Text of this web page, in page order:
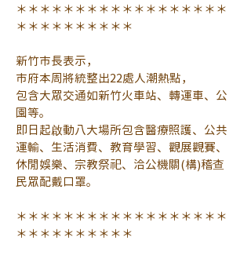
＊＊＊＊＊＊＊＊＊＊＊＊＊＊＊＊＊＊
＊＊＊＊＊＊＊＊＊＊
新竹市長表示，
市府本周將統整出22處人潮熱點，
包含大眾交通如新竹火車站、轉運車、公
園等。
即日起啟動八大場所包含醫療照護、公共
運輸、生活消費、教育學習、觀展觀賽、
休閒娛樂、宗教祭祀、洽公機關(構)稽查
民眾配戴口罩。
＊＊＊＊＊＊＊＊＊＊＊＊＊＊＊＊＊＊
＊＊＊＊＊＊＊＊＊＊